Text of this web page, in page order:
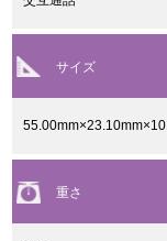
サイズ
重さ